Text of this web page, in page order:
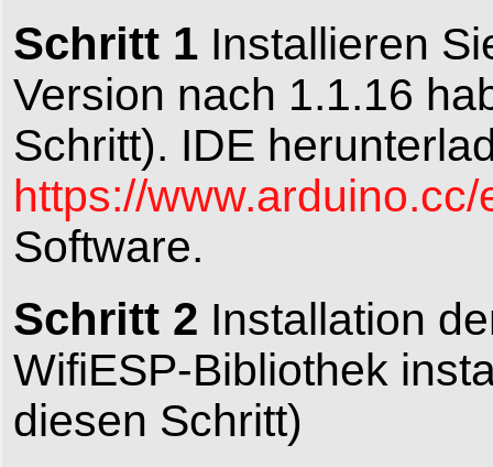
Schritt 1 Installieren
Version nach 1.1.16
Schritt). IDE
https://
Software.
Schritt 2 Installation
WifiESP-Bibliothek
diesen Schritt)